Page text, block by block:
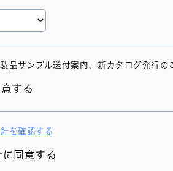
品サンプル送付案内、新カタログ発行
する
を確認する
同意する